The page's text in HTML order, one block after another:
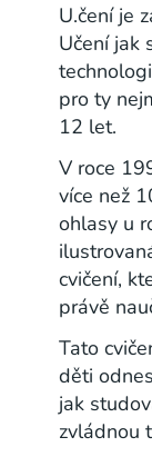
U.čení je
Učení jak
pro ty
12 let.
V roce
více než
ohlasy u
cvičení,
právě
Tato
děti
jak
zvládnou